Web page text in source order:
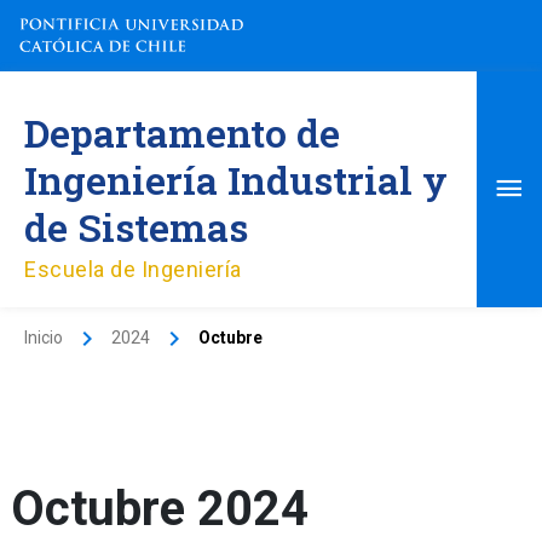
contenido
Departamento de
Ingeniería Industrial y
de Sistemas
Escuela de Ingeniería
Inicio 2024 Octubre
Octubre 2024